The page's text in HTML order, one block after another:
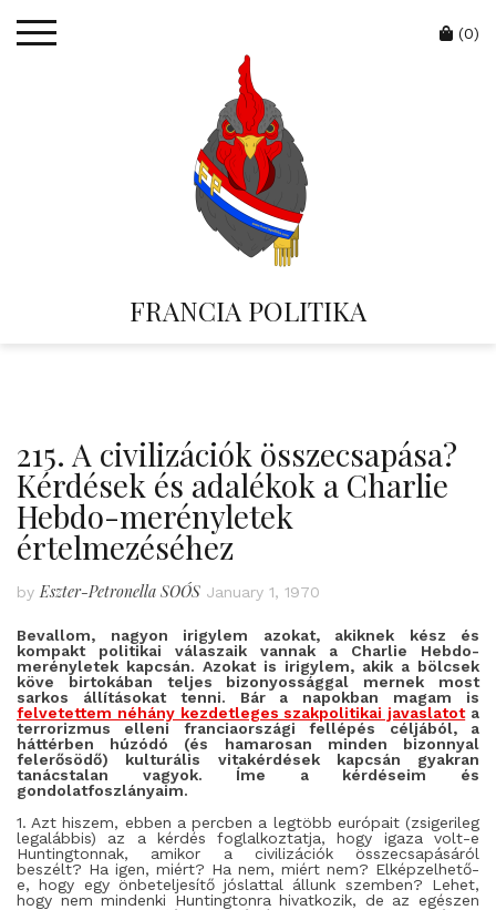
FRANCIA POLITIKA
Cart
(0)
215. A civilizációk összecsapása?
Kérdések és adalékok a Charlie
Hebdo-merényletek
értelmezéséhez
by Eszter-Petronella SOÓS January 1, 1970
Bevallom, nagyon irigylem azokat, akiknek kész és
kompakt politikai válaszaik vannak a Charlie Hebdo-
merényletek kapcsán. Azokat is irigylem, akik a bölcsek
köve birtokában teljes bizonyossággal mernek most
sarkos állításokat tenni. Bár a napokban magam is
felvetettem néhány kezdetleges szakpolitikai javaslatota
terrorizmus elleni franciaországi fellépés céljából, a
háttérben húzódó (és hamarosan minden bizonnyal
felerősödő) kulturális vitakérdések kapcsán gyakran
tanácstalan vagyok. Íme a kérdéseim és
gondolatfoszlányaim.
1. Azt hiszem, ebben a percben a legtöbb európait (zsigerileg
legalábbis) az a kérdés foglalkoztatja, hogy igaza volt-e
Huntingtonnak, amikor a civilizációk összecsapásáról
beszélt? Ha igen, miért? Ha nem, miért nem? Elképzelhető-
e, hogy egy önbeteljesítő jóslattal állunk szemben? Lehet,
hogy nem mindenki Huntingtonra hivatkozik, de az egészen